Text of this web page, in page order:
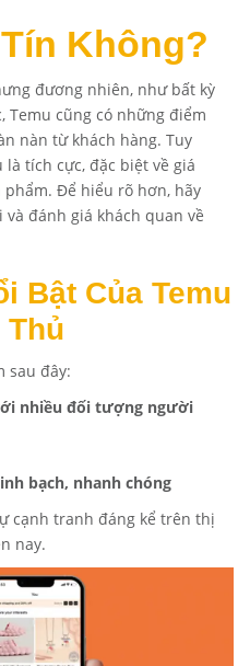
Không?
đương nhiên, như bất kỳ
Temu cũng có những điểm
nàn từ khách hàng. Tuy
tích cực, đặc biệt về giá
Để hiểu rõ hơn, hãy
đánh giá khách quan về
Bật Của Temu
sau đây:
nhiều đối tượng người
bạch, nhanh chóng
cạnh tranh đáng kể trên thị
nay.